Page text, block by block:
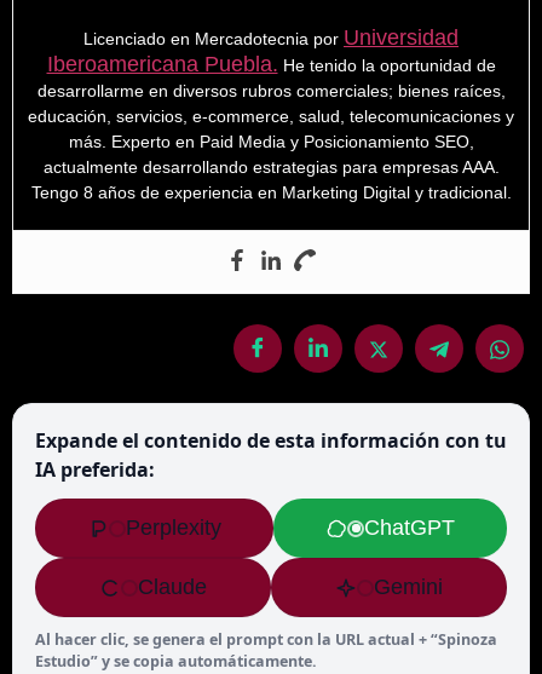
Licenciado en Mercadotecnia por Universidad
Iberoamericana Puebla. He tenido la oportunidad de
desarrollarme en diversos rubros comerciales; bienes raíces,
educación, servicios, e-commerce, salud, telecomunicaciones y
más. Experto en Paid Media y Posicionamiento SEO,
actualmente desarrollando estrategias para empresas AAA.
Tengo 8 años de experiencia en Marketing Digital y tradicional.
Expande el contenido de esta información con tu
IA preferida:
Perplexity ChatGPT
Claude Gemini
Al hacer clic, se genera el prompt con la URL actual + “Spinoza
Estudio” y se copia automáticamente.